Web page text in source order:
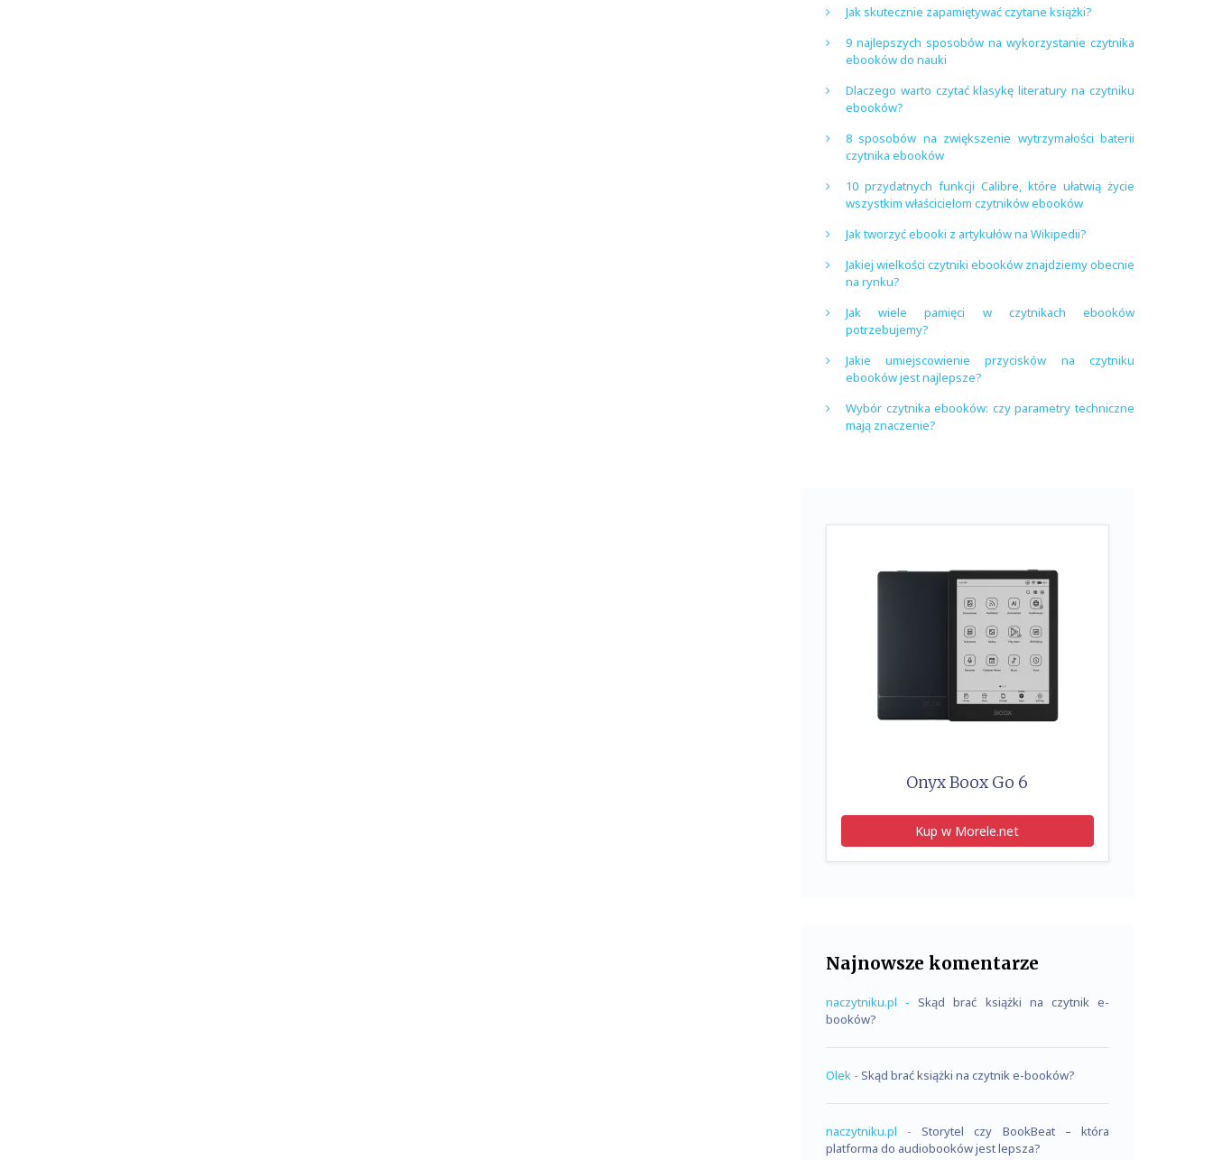
Jak skutecznie zapamiętywać czytane książki?
9 najlepszych sposobów na wykorzystanie czytnika
ebooków do nauki
Dlaczego warto czytać klasykę literatury na czytniku
ebooków?
8 sposobów na zwiększenie wytrzymałości baterii
czytnika ebooków
10 przydatnych funkcji Calibre, które ułatwią życie
wszystkim właścicielom czytników ebooków
Jak tworzyć ebooki z artykułów na Wikipedii?
Jakiej wielkości czytniki ebooków znajdziemy obecnie
na rynku?
Jak wiele pamięci w czytnikach ebooków
potrzebujemy?
Jakie umiejscowienie przycisków na czytniku
ebooków jest najlepsze?
Wybór czytnika ebooków: czy parametry techniczne
mają znaczenie?
Onyx Boox Go 6
Kup w Morele.net
Najnowsze komentarze
naczytniku.pl - Skąd brać książki na czytnik e-
booków?
Olek - Skąd brać książki na czytnik e-booków?
naczytniku.pl - Storytel czy BookBeat – która
platforma do audiobooków jest lepsza?